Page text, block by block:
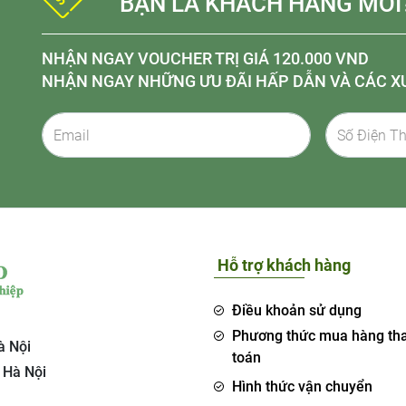
NHẬN NGAY VOUCHER TRỊ GIÁ 120.000 VND
NHẬN NGAY NHỮNG ƯU ĐÃI HẤP DẪN VÀ CÁC
Nội
Nội
Hỗ trợ khách hàng
Điều khoản sử dụng
Phương thức mua hàng
toán
Hình thức vận chuyển